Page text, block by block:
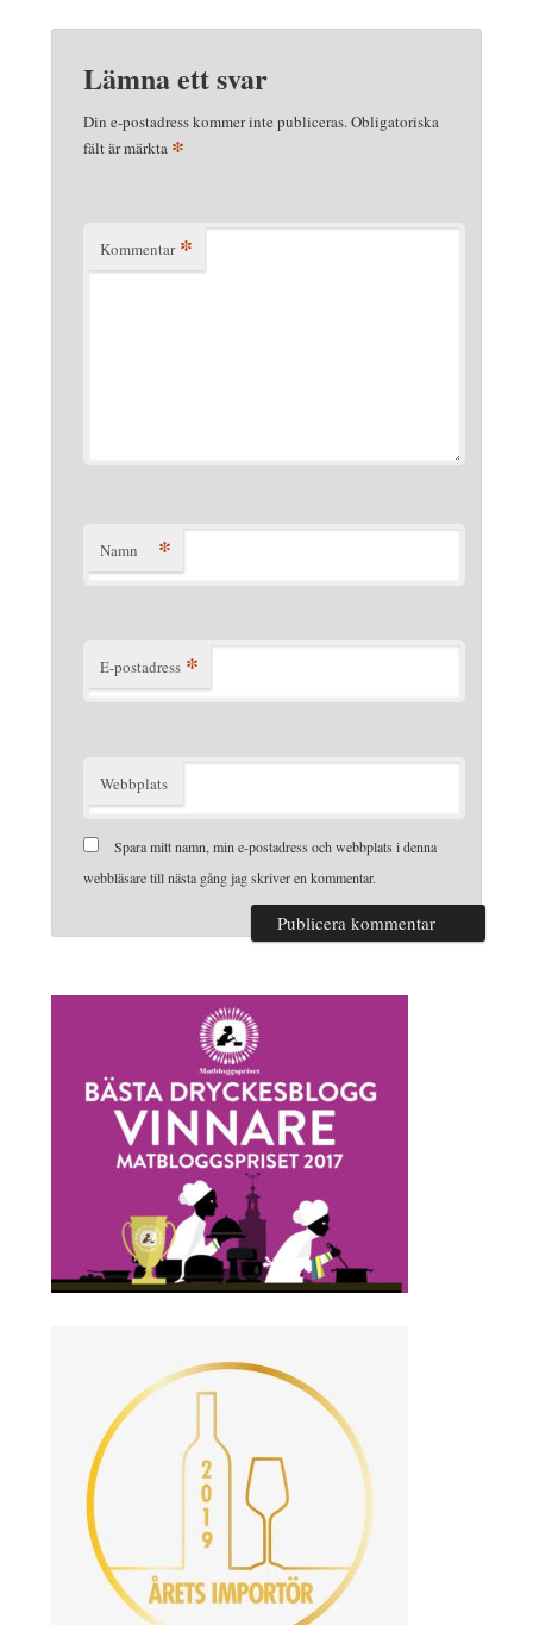
Lämna ett svar
Din e-postadress kommer inte publiceras.Obligatoriska
fält är märkta *
Kommentar *
Namn *
E-postadress *
Webbplats
Spara mitt namn, min e-postadress och webbplats i denna
webbläsare till nästa gång jag skriver en kommentar.